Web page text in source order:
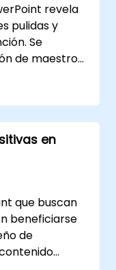
nervios, leer
la
el
en la
revela
pulidas y
Se
de maestros
mapeo visual
con
vinculados
mediante
y Poll
alto
en
que buscan
beneficiarse
de